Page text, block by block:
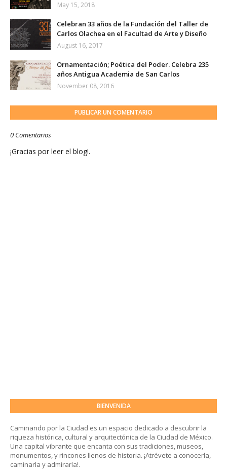
May 15, 2018
Celebran 33 años de la Fundación del Taller de
Carlos Olachea en el Facultad de Arte y Diseño
August 16, 2017
Ornamentación; Poética del Poder. Celebra 235
años Antigua Academia de San Carlos
November 08, 2016
PUBLICAR UN COMENTARIO
0 Comentarios
¡Gracias por leer el blog!.
BIENVENIDA
Caminando por la Ciudad es un espacio dedicado a descubrir la
riqueza histórica, cultural y arquitectónica de la Ciudad de México.
Una capital vibrante que encanta con sus tradiciones, museos,
monumentos, y rincones llenos de historia. ¡Atrévete a conocerla,
caminarla y admirarla!.